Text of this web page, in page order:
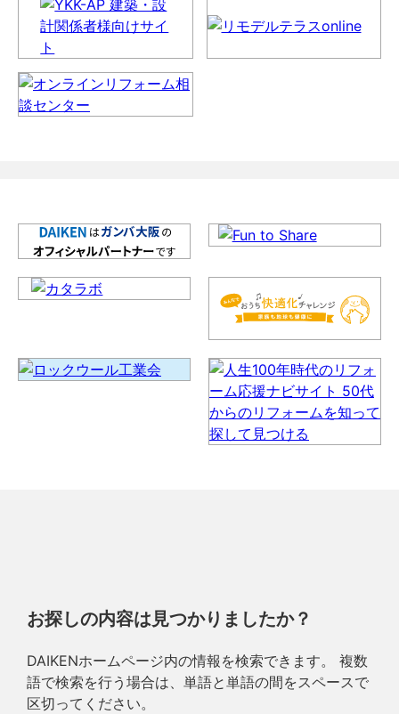
お探しの内容は見つかりましたか？
DAIKENホームページ内の情報を検索できます。 複数
語で検索を行う場合は、単語と単語の間をスペースで
区切ってください。